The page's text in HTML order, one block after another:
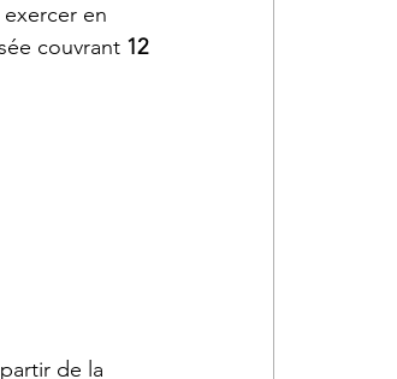
en
couvrant 12
de la